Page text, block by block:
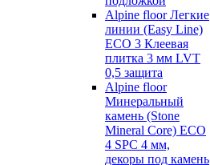
Alpine floor Легкие
линии (Easy Line)
ECO 3 Клеевая
плитка 3 мм LVT
0,5 защита
Alpine floor
Минеральный
камень (Stone
Mineral Core) ECO
4 SPC 4 мм,
декоры под камень